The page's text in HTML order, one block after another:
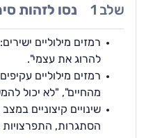
שלב 1 נסו לזהות
רמזים מילוליים
להרוג את עצמי".
רמזים מילוליים
מהחיים", "לא יכול
שינויים קיצוניים
הסתגרות, התפרצויות